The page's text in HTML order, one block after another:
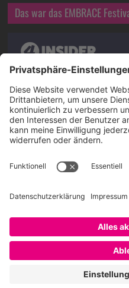
Das war das EMBRACE
Über SAATKORN
SAATKORN ist der Blog von
er über die Themen